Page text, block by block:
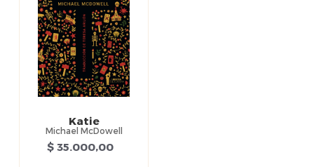
Katie
Michael McDowell
$ 35.000,00